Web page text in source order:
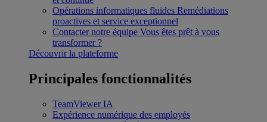
Opérations informatiques fluides Remédiations
proactives et service exceptionnel
Contacter notre équipe Vous êtes prêt à vous
transformer ?
Découvrir la plateforme
Principales fonctionnalités
TeamViewer IA
Expérience numérique des employés